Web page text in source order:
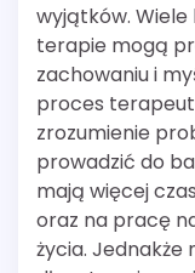
wyjątków. Wiele
terapie mogą
zachowaniu i
proces
zrozumienie
prowadzić do
mają więcej
oraz na pracę
życia.